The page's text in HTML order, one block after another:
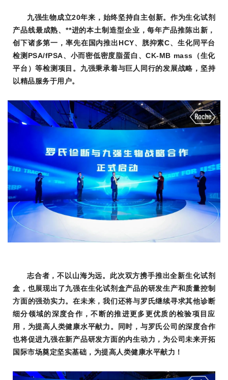
九强生物成立20年来，始终坚持自主创新。作为生化试剂
产品线最成熟、**进的本土制造型企业，每年产品推陈出新，
创下诸多第一，率先在国内推出HCY、胱抑素C、生化同平台
检测PSA/fPSA、小而密低密度脂蛋白、CK-MB mass（生化
平台）等检测项目。九强秉承着与巨人同行的发展战略，坚持
以精品服务于用户。
志合者，不以山海为远。此次双方携手推出全新生化试剂
盒，也展现出了九强在生化试剂盒产品的研发生产和质量控制
方面的强劲实力。在未来，我们还将与罗氏继续寻求其他诊断
细分领域的深度合作，不断的推进更多更优质的检验项目应
用，为提高人类健康水平献力。同时，与罗氏公司的深度合作
也将促进九强在新产品研发方面的内生动力，为公司未来开拓
国际市场奠定坚实基础，为提高人类健康水平献力！